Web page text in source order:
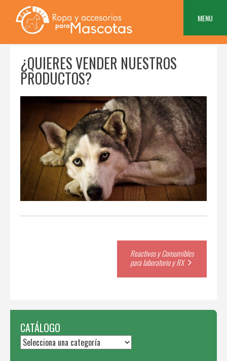
content
MENU
¿QUIERES VENDER NUESTROS
PRODUCTOS?
Reactivos y Consumibles
para laboratorio y RX
CATÁLOGO